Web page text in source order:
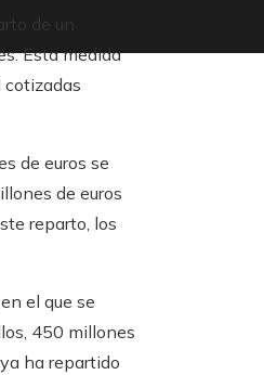
de un
Esta medida
de euros se
de euros
reparto, los
el que se
450 millones
ha repartido